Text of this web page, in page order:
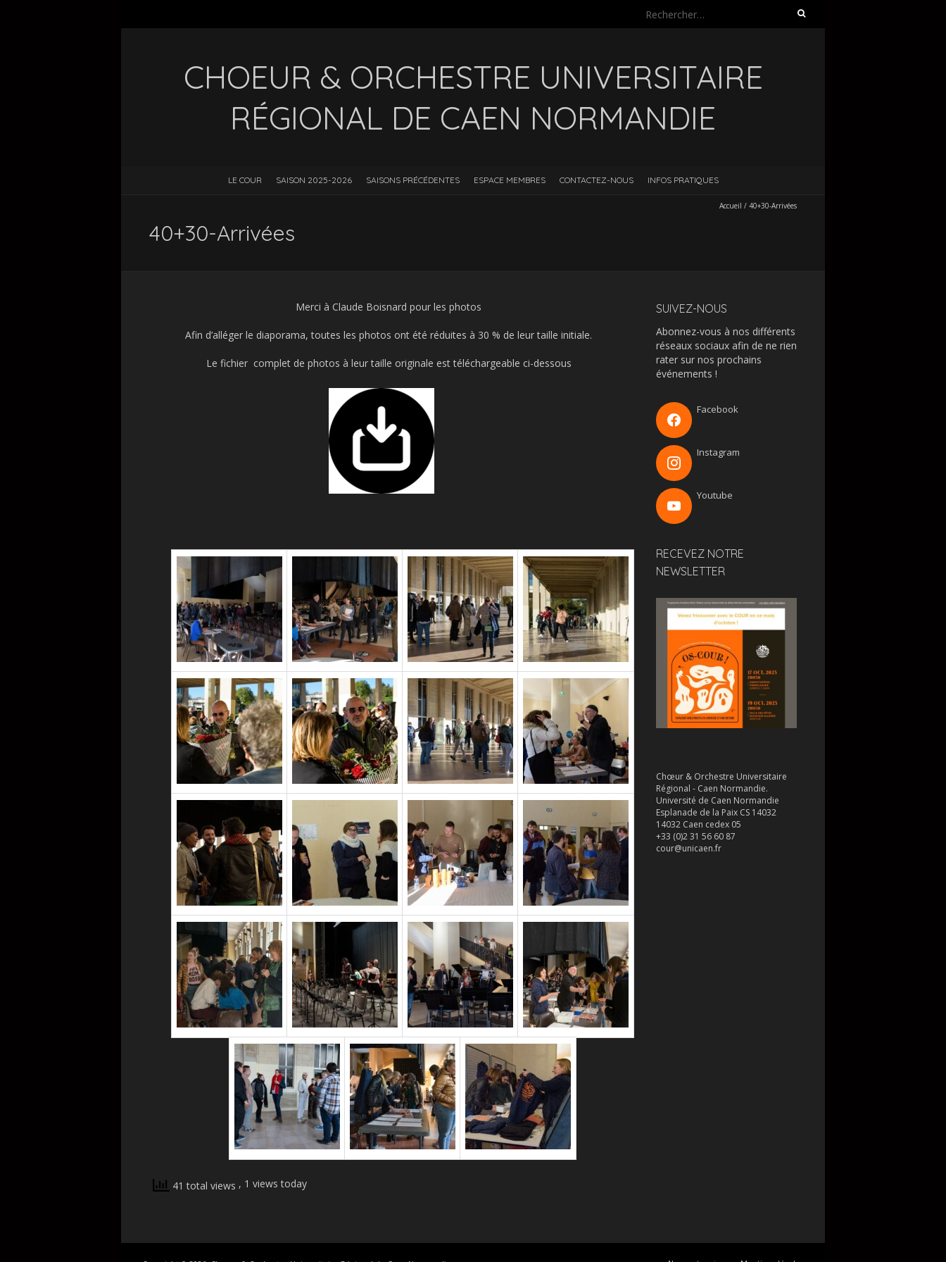
Rechercher :
CHOEUR & ORCHESTRE UNIVERSITAIRE
RÉGIONAL DE CAEN NORMANDIE
LE COUR SAISON 2025-2026 SAISONS PRÉCÉDENTES ESPACE MEMBRES CONTACTEZ-NOUS INFOS PRATIQUES
Accueil / 40+30-Arrivées
40+30-Arrivées
Merci à Claude Boisnard pour les photos
Afin d’alléger le diaporama, toutes les photos ont été réduites à 30 % de leur taille initiale.
Le fichier complet de photos à leur taille originale est téléchargeable ci-dessous
41 total views , 1 views today
SUIVEZ-NOUS
Abonnez-vous à nos différents
réseaux sociaux afin de ne rien
rater sur nos prochains
événements !
Facebook
Instagram
Youtube
RECEVEZ NOTRE
NEWSLETTER
Chœur & Orchestre Universitaire
Régional - Caen Normandie.
Université de Caen Normandie
Esplanade de la Paix CS 14032
14032 Caen cedex 05
+33 (0)2 31 56 60 87
cour@unicaen.fr